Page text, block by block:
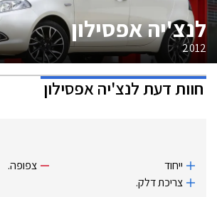
לנצ'יה אפסילון
2012
חוות דעתלנצ'יה אפסילון
ייחוד
צריכת דלק.
צפופה.